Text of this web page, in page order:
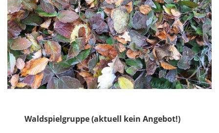
Waldspielgruppe (aktuell kein Angebot!)